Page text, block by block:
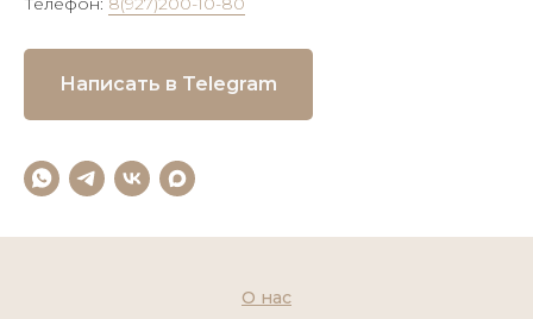
Написать в Telegram
О нас